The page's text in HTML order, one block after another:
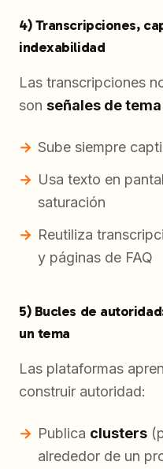
4) Transcripciones,
indexabilidad
Las transcripciones
son señales de
Sube siempre
Usa texto en
saturación
Reutiliza
y páginas de FAQ
5) Bucles de
un tema
Las plataformas
construir autoridad:
Publica clusters
alrededor de un